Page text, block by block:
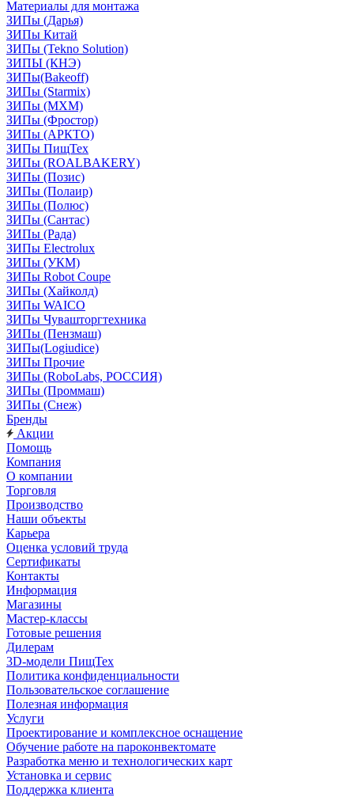
Материалы для монтажа
ЗИПы (Дарья)
ЗИПы Китай
ЗИПы (Tekno Solution)
ЗИПЫ (КНЭ)
ЗИПы(Bakeoff)
ЗИПы (Starmix)
ЗИПы (МХМ)
ЗИПы (Фростор)
ЗИПы (АРКТО)
ЗИПы ПищТех
ЗИПы (ROALBAKERY)
ЗИПы (Позис)
ЗИПы (Полаир)
ЗИПы (Полюс)
ЗИПы (Сантас)
ЗИПы (Рада)
ЗИПы Electrolux
ЗИПы (УКМ)
ЗИПы Robot Coupe
ЗИПы (Хайколд)
ЗИПы WAICO
ЗИПы Чувашторгтехника
ЗИПы (Пензмаш)
ЗИПы(Logiudice)
ЗИПы Прочие
ЗИПы (RoboLabs, РОССИЯ)
ЗИПы (Проммаш)
ЗИПы (Снеж)
Бренды
Акции
Помощь
Компания
О компании
Торговля
Производство
Наши объекты
Карьера
Оценка условий труда
Сертификаты
Контакты
Информация
Магазины
Мастер-классы
Готовые решения
Дилерам
3D-модели ПищТех
Политика конфиденциальности
Пользовательское соглашение
Полезная информация
Услуги
Проектирование и комплексное оснащение
Обучение работе на пароконвектомате
Разработка меню и технологических карт
Установка и сервис
Поддержка клиента